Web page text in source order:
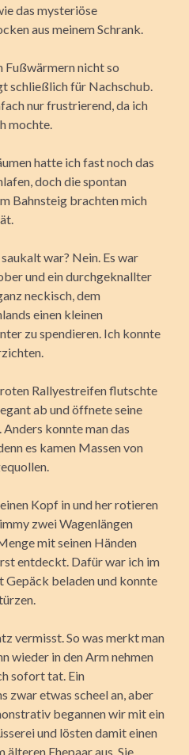
das mysteriöse
aus meinem Schrank.
nicht so
schließlich für Nachschub.
nur frustrierend, da ich
mochte.
hatte ich fast noch das
doch die spontan
Bahnsteig brachten mich
war? Nein. Es war
und ein durchgeknallter
neckisch, dem
einen kleinen
zu spendieren. Ich konnte
Rallyestreifen flutschte
ab und öffnete seine
konnte man das
es kamen Massen von
Kopf in und her rotieren
zwei Wagenlängen
mit seinen Händen
entdeckt. Dafür war ich im
Gepäck beladen und konnte
vermisst. So was merkt man
wieder in den Arm nehmen
sofort tat. Ein
zwar etwas scheel an, aber
begannen wir mit ein
und lösten damit einen
Ehepaar aus. Sie